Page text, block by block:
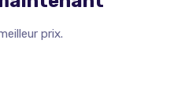
prix.